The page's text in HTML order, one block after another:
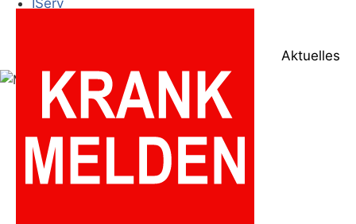
IServ
Aktuelles